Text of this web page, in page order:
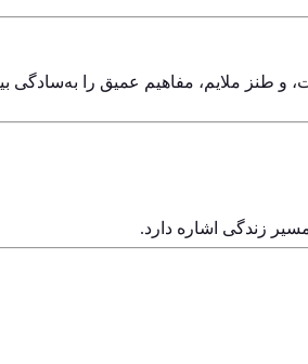
و طنز ملایم، مفاهیم عمیق را
زندگی اشاره دارد.